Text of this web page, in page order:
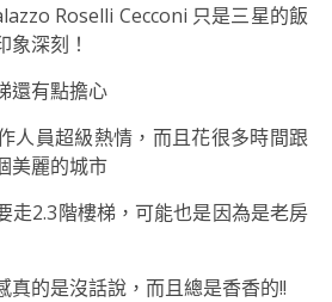
Roselli Cecconi 只是三星的飯
象深刻！
還有點擔心
人員超級熱情，而且花很多時間跟
美麗的城市
走2.3階樓梯，可能也是因為是老房
真的是沒話說，而且總是香香的!!